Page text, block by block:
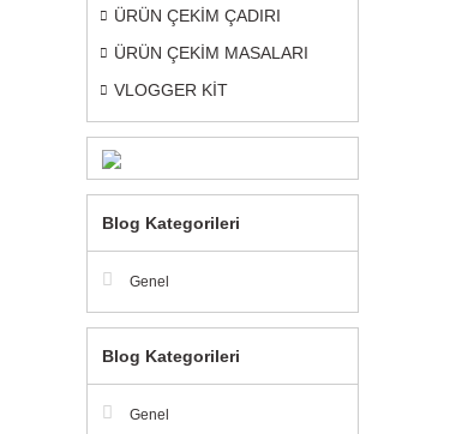
ÜRÜN ÇEKİM ÇADIRI
ÜRÜN ÇEKİM MASALARI
VLOGGER KİT
Blog Kategorileri
Genel
Blog Kategorileri
Genel